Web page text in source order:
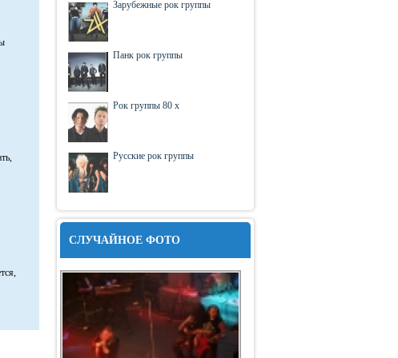
Зарубежные рок группы
Панк рок группы
Рок группы 80 х
Русские рок группы
СЛУЧАЙНОЕ ФОТО